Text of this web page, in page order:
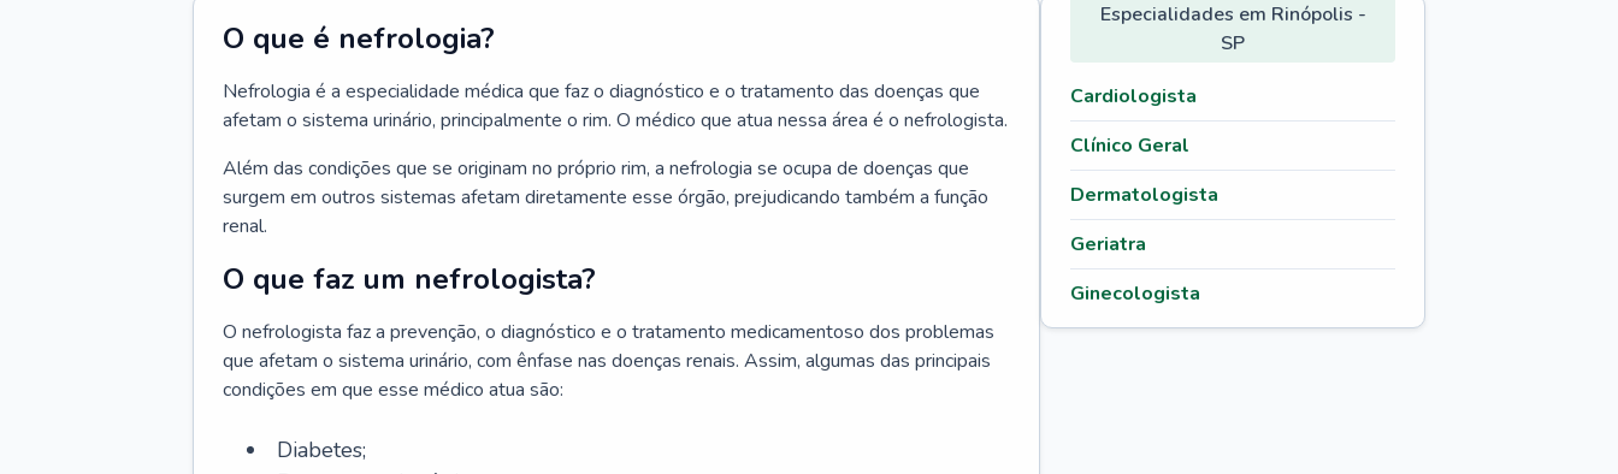
O que é nefrologia?
Nefrologia é a especialidade médica que faz o diagnóstico e o tratamento das doenças que
afetam o sistema urinário, principalmente o rim. O médico que atua nessa área é o nefrologista.
Além das condições que se originam no próprio rim, a nefrologia se ocupa de doenças que
surgem em outros sistemas afetam diretamente esse órgão, prejudicando também a função
renal.
O que faz um nefrologista?
O nefrologista faz a prevenção, o diagnóstico e o tratamento medicamentoso dos problemas
que afetam o sistema urinário, com ênfase nas doenças renais. Assim, algumas das principais
condições em que esse médico atua são:
Diabetes;
Especialidades em Rinópolis -
SP
Cardiologista
Clínico Geral
Dermatologista
Geriatra
Ginecologista